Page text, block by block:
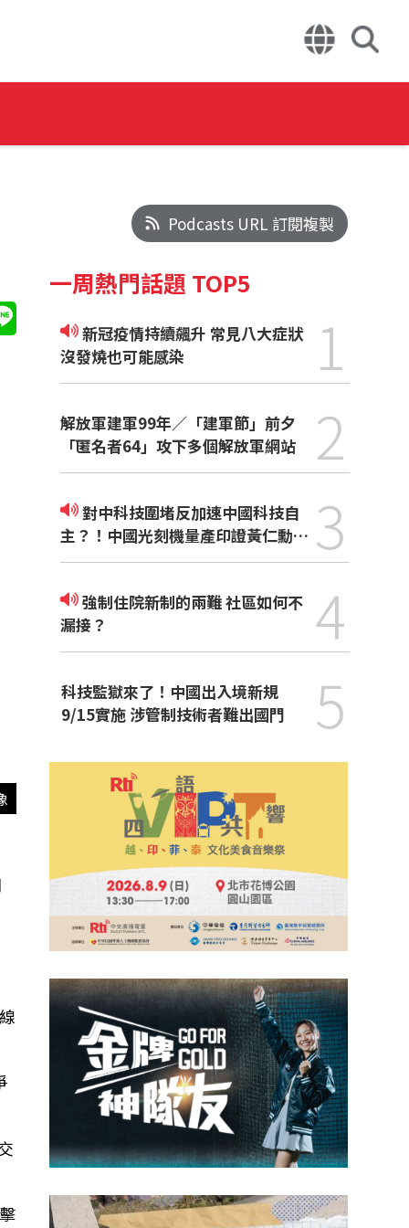
Podcasts URL 訂閱複製
一周熱門話題 TOP5
新冠疫情持續飆升 常見八大症狀
沒發燒也可能感染
1
解放軍建軍99年／「建軍節」前夕
「匿名者64」攻下多個解放軍網站
2
對中科技圍堵反加速中國科技自
主？！中國光刻機量產印證黃仁勳觀
點
3
強制住院新制的兩難 社區如何不
漏接？
4
科技監獄來了！中國出入境新規
9/15實施 涉管制技術者難出國門
5